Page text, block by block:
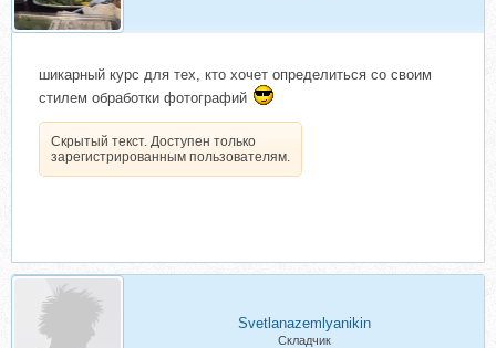
шикарный курс для тех, кто хочет определиться со своим
стилем обработки фотографий
Скрытый текст. Доступен только
зарегистрированным пользователям.
Svetlanazemlyanikin
Складчик